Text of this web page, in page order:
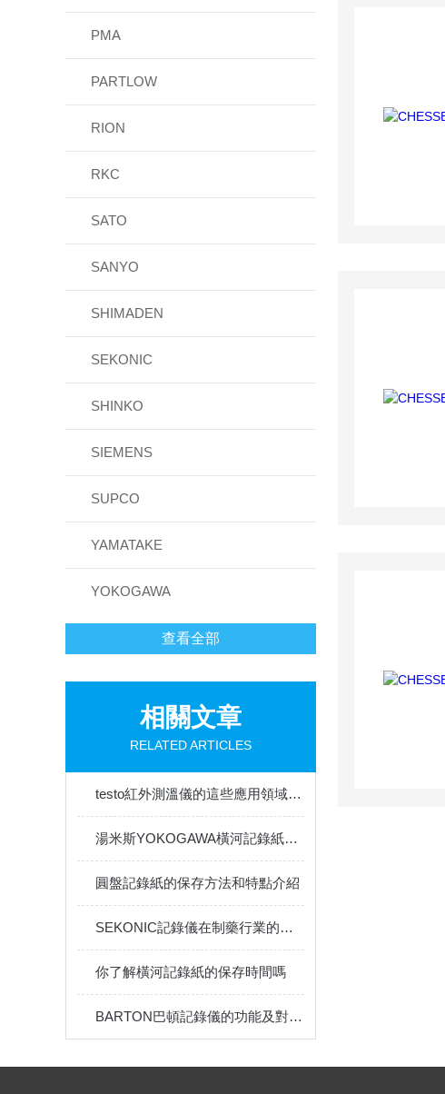
PMA
PARTLOW
RION
RKC
SATO
SANYO
SHIMADEN
SEKONIC
SHINKO
SIEMENS
SUPCO
YAMATAKE
YOKOGAWA
查看全部
相關文章
RELATED ARTICLES
testo紅外測溫儀的這些應用領域你知道嗎？
湯米斯YOKOGAWA橫河記錄紙的詳細資料
圓盤記錄紙的保存方法和特點介紹
SEKONIC記錄儀在制藥行業的應用有哪些？
你了解橫河記錄紙的保存時間嗎
BARTON巴頓記錄儀的功能及對車輛安全的重要意義